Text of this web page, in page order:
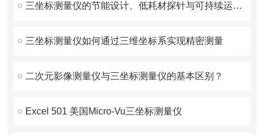
三坐标测量仪的节能设计、低耗材探针与可持续运维策略
三坐标测量仪如何通过三维坐标系实现精密测量
二次元影像测量仪与三坐标测量仪的基本区别？
Excel 501 美国Micro-Vu三坐标测量仪